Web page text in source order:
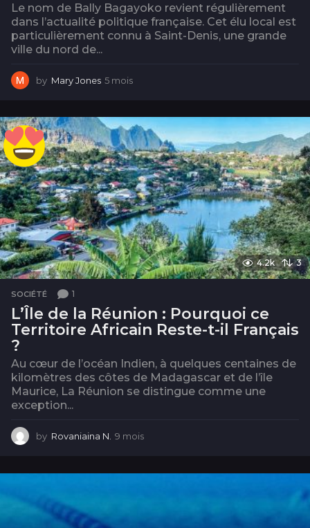
Le nom de Bally Bagayoko revient régulièrement
dans l’actualité politique française. Cet élu local est
particulièrement connu à Saint-Denis, une grande
ville du nord de...
by Mary Jones 5 mois
i
s
4.2k 3
SOCIÉTÉ 1
L’Île de la Réunion : Pourquoi ce
Territoire Africain Reste-t-il Français
?
Au cœur de l’océan Indien, à quelques centaines de
kilomètres des côtes de Madagascar et de l’île
Maurice, La Réunion se distingue comme une
exception...
by Rovaniaina N. 9 mois
i